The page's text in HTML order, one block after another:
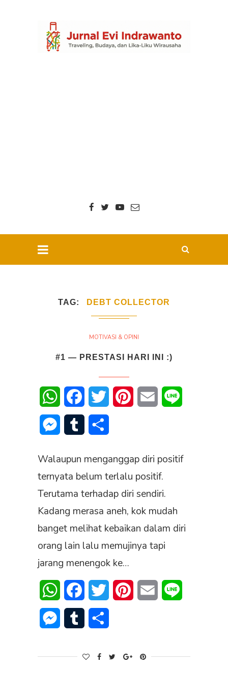
TAG DEBT COLLECTOR
MOTIVASI & OPINI
#1 — PRESTASI HARI INI :)
WhatsAppFacebookTwitter PinterestEmail
Messenger
Tumblr
Walaupun menganggap diri positif
ternyata belum terlalu positif.
Terutama terhadap diri sendiri.
Kadang merasa aneh, kok mudah
banget melihat kebaikan dalam diri
orang lain lalu memujinya tapi
jarang menengok ke…
WhatsAppFacebookTwitter PinterestEmail
Messenger
Tumblr